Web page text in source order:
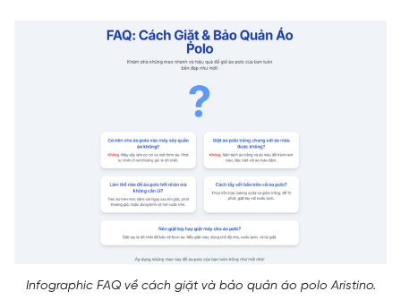
Infographic FAQ về cách giặt và bảo quản áo polo Aristino.